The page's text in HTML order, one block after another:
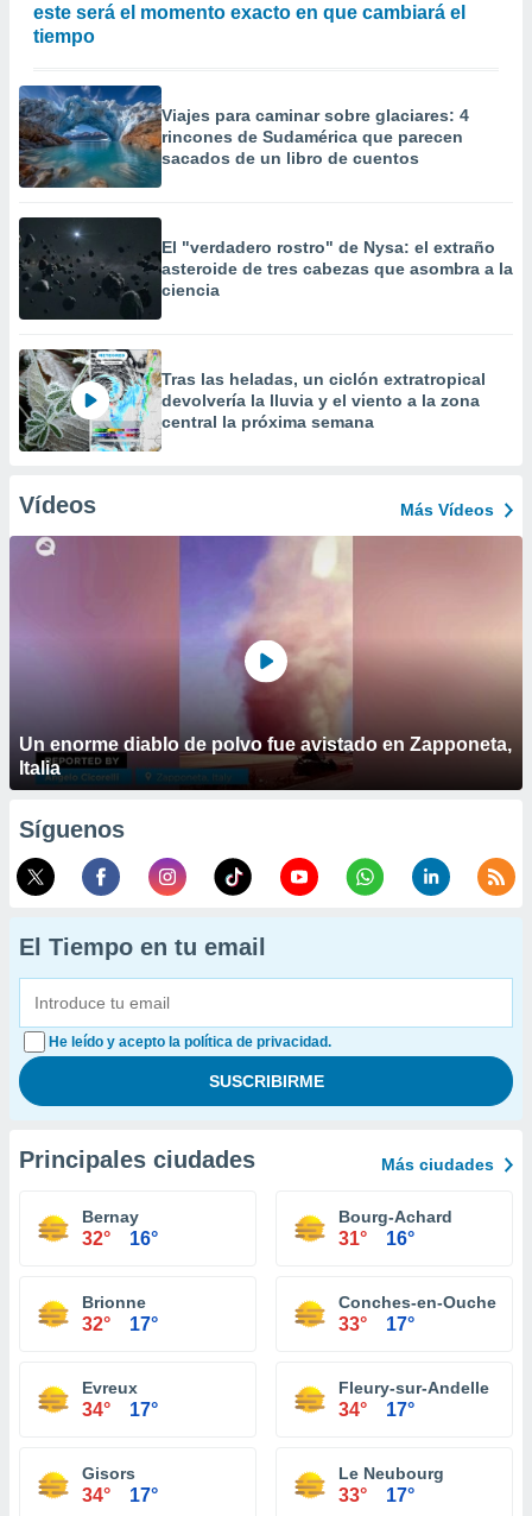
este será el momento exacto en que cambiará el
tiempo
Viajes para caminar sobre glaciares: 4
rincones de Sudamérica que parecen
sacados de un libro de cuentos
El "verdadero rostro" de Nysa: el extraño
asteroide de tres cabezas que asombra a la
ciencia
Tras las heladas, un ciclón extratropical
devolvería la lluvia y el viento a la zona
central la próxima semana
Vídeos Más Vídeos
Un enorme diablo de polvo fue avistado en Zapponeta,
Italia
Síguenos
El Tiempo en tu email
He leído y acepto la política de privacidad.
Principales ciudades Más ciudades
Bernay
32° 16°
Bourg-Achard
31° 16°
Brionne
32° 17°
Conches-en-Ouche
33° 17°
Evreux
34° 17°
Fleury-sur-Andelle
34° 17°
Gisors
34° 17°
Le Neubourg
33° 17°